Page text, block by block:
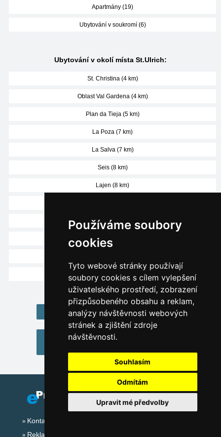
Používáme soubory
cookies
Tyto webové stránky používají
soubory cookies s cílem vylepšení
uživatelského prostředí, zobrazení
přizpůsobeného obsahu a reklam,
analýzy návštěvnosti webových
stránek a zjištění zdroje
návštěvnosti.
Souhlasím
Odmítám
Upravit mé předvolby
Apartmány (19)
Ubytování v soukromí (6)
Ubytování v okolí místa St.Ulrich:
St. Christina (4 km)
Oblast Val Gardena (4 km)
Plan da Tieja (5 km)
La Poza (7 km)
La Salva (7 km)
Seis (8 km)
Lajen (8 km)
Afers (10 km)
Kastelruth (11 km)
Ponte Gardena (11 km)
Home Alpy Itálie - Dolomity
Ubytování Alpy Itálie - Dolomity
Kontakt
Reklama